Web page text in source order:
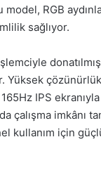
RGB
sağlıyor.
Yüksek
IPS
çalışma imkânı
kullanım için